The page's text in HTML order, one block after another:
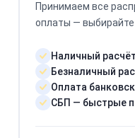
Принимаем все
оплаты — выбирайте
Наличный расчёт
Безналичный
Оплата
СБП — быстрые